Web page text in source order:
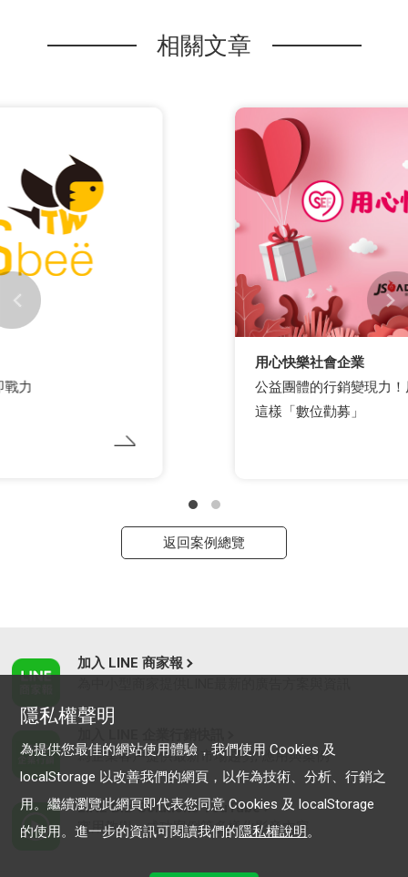
相關文章
公益團體的行銷變現力！原來用LINE官方帳號可以
返回案例總覽
加入 LINE 商家報
為企業客戶提供最新市場趨勢, 應用與案例
LINE Biz-Solutions YouTube
實用教學、成功案例等多樣化影音內容
隱私權聲明
為提供您最佳的網站使用體驗，我們使用 Cookies 及
localStorage 以改善我們的網頁，以作為技術、分析、行銷之
用。繼續瀏覽此網頁即代表您同意 Cookies 及 localStorage
的使用。進一步的資訊可閱讀我們的隱私權說明。